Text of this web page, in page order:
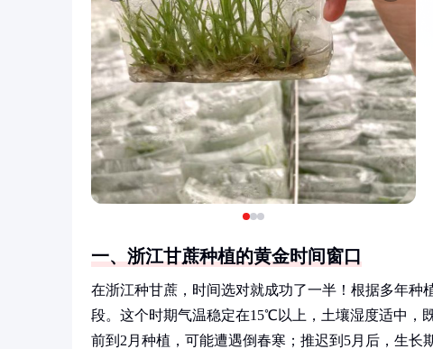
一、浙江甘蔗种植的黄金时间窗口
在浙江种甘蔗，时间选对就成功了一半！根据多年种
段。这个时期气温稳定在15℃以上，土壤湿度适中，
前到2月种植，可能遭遇倒春寒；推迟到5月后，生